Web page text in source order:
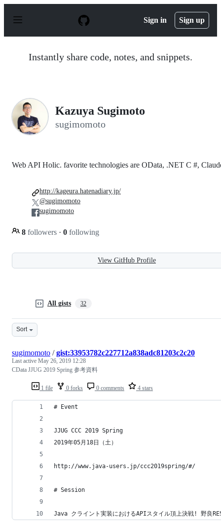
p
Sign in Sign up
Instantly share code, notes, and snippets.
Kazuya Sugimoto
sugimomoto
Web API Holic. favorite technologies are OData, .NET C #,
8 followers · 0 following
http://kageura.hatenadiary.jp/
@sugimomoto
sugimomoto
View GitHub Profile
All gists 32
Sort
1 file 0 forks 0 comments 4 stars
sugimomoto /gist:33953782c227712a838adc81203c2c20
Last active May 26, 2019 12:28
CData JJUG 2019 Spring 参考資料
# Event
JJUG CCC 2019 Spring
2019年05月18日（土）
http://www.java-users.jp/ccc2019spring/#/
# Session
Java クライント実装におけるAPIスタイル頂上決戦! 野